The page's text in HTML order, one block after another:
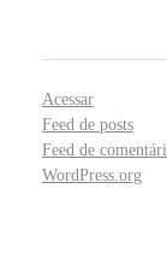
Acessar
Feed de posts
Feed de
WordPress.org